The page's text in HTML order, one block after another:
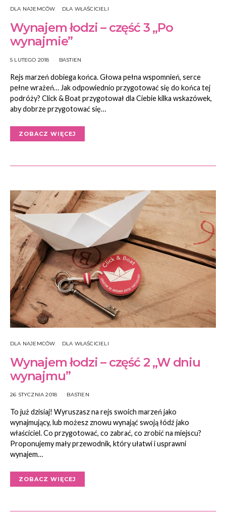
DLA NAJEMCÓW DLA WŁAŚCICIELI
Wynajem łodzi – część 3 „Po
wynajmie”
5 LUTEGO 2018 BASTIEN
Rejs marzeń dobiega końca. Głowa pełna wspomnień, serce
pełne wrażeń… Jak odpowiednio przygotować się do końca tej
podróży? Click & Boat przygotował dla Ciebie kilka wskazówek,
aby dobrze przygotować się…
ZOBACZ WIĘCEJ
DLA NAJEMCÓW DLA WŁAŚCICIELI
Wynajem łodzi – część 2 „W dniu
wynajmu”
26 STYCZNIA 2018 BASTIEN
To już dzisiaj! Wyruszasz na rejs swoich marzeń jako
wynajmujący, lub możesz znowu wynająć swoją łódź jako
właściciel. Co przygotować, co zabrać, co zrobić na miejscu?
Proponujemy mały przewodnik, który ułatwi i usprawni
wynajem…
ZOBACZ WIĘCEJ